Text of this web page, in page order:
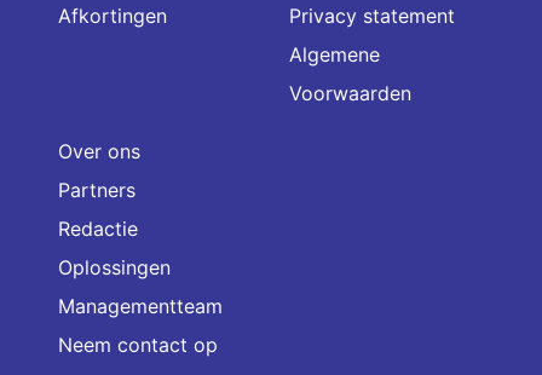
Afkortingen
Privacy statement
Algemene
Voorwaarden
Over ons
Partners
Redactie
Oplossingen
Managementteam
Neem contact op